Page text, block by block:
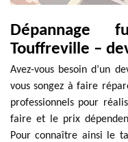
Touffreville –
Avez-vous besoin d’un
vous songez à faire
professionnels pour
faire et le prix
Pour connaître ainsi le